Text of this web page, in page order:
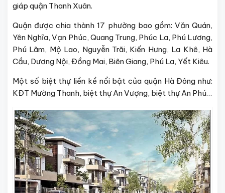
giáp quận Thanh Xuân.
Quận được chia thành 17 phường bao gồm: Văn Quán,
Yên Nghĩa, Vạn Phúc, Quang Trung, Phúc La, Phú Lương,
Phú Lãm, Mộ Lao, Nguyễn Trãi, Kiến Hưng, La Khê, Hà
Cầu, Dương Nội, Đồng Mai, Biên Giang, Phú La, Yết Kiêu.
Một số biệt thự liền kề nổi bật của quận Hà Đông như:
KĐT Mường Thanh, biệt thự An Vượng, biệt thự An Phú…